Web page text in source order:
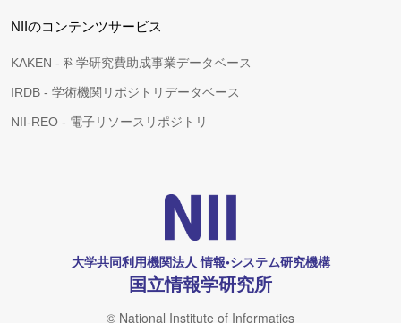
NIIのコンテンツサービス
KAKEN - 科学研究費助成事業データベース
IRDB - 学術機関リポジトリデータベース
NII-REO - 電子リソースリポジトリ
大学共同利用機関法人 情報•システム研究機構
国立情報学研究所
© National Institute of Informatics